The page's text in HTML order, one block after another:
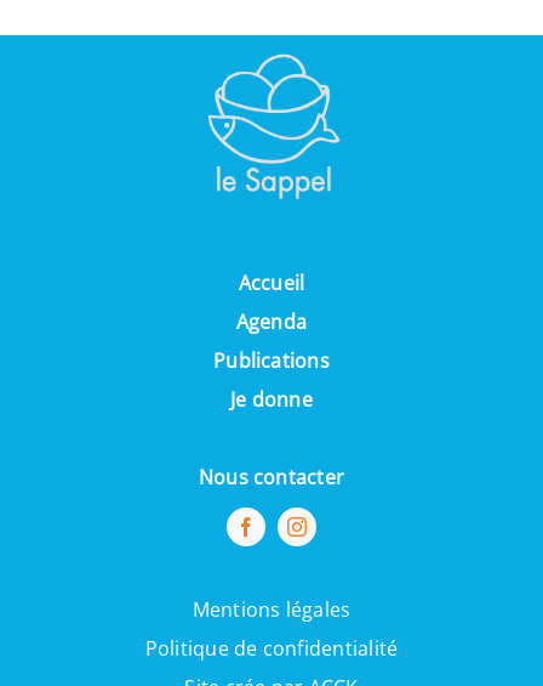
Accueil
Agenda
Publications
Je donne
Nous contacter
Mentions légales
Politique de confidentialité